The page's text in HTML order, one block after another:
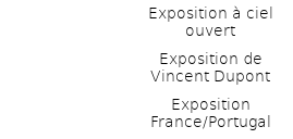
Exposition à ciel
ouvert
Exposition de
Vincent Dupont
Exposition
France/Portugal